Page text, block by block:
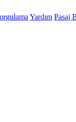
Yardım Pasaj